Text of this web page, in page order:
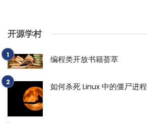
开源学村
编程类开放书籍荟萃
如何杀死 Linux 中的僵尸进程